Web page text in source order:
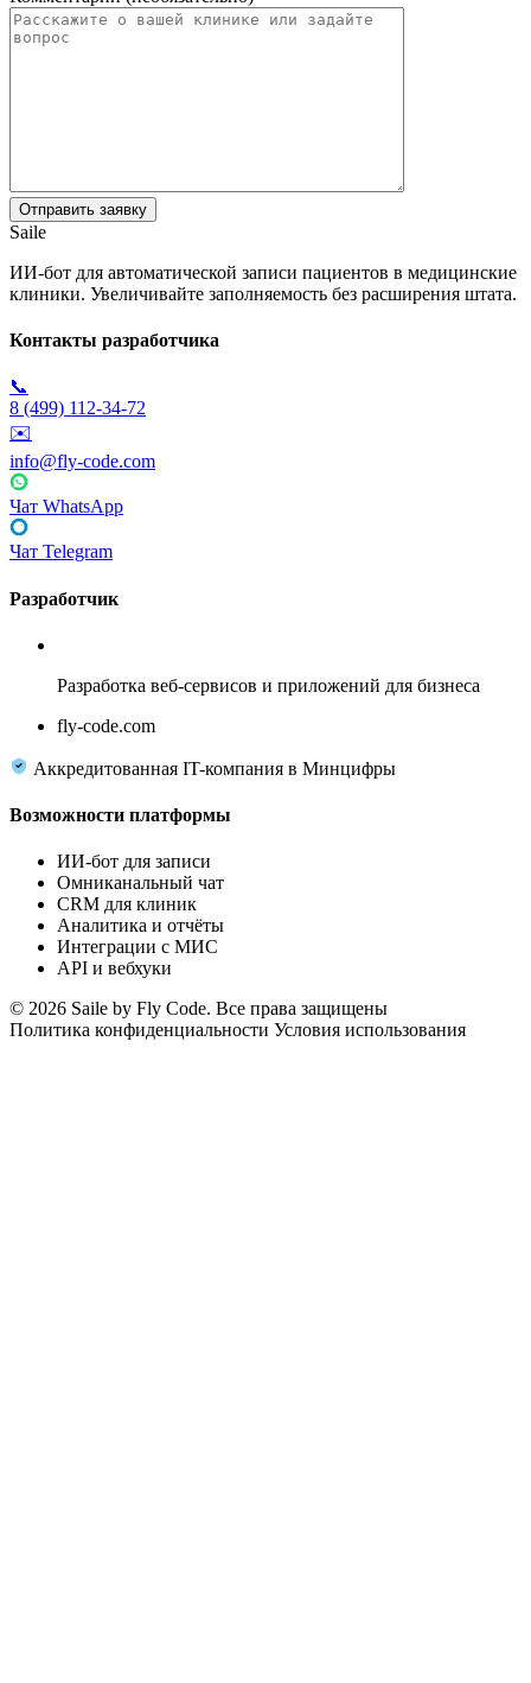
Saile
ИИ-бот для автоматической записи пациентов в медицинские
клиники. Увеличивайте заполняемость без расширения штата.
Контакты разработчика
📞
8 (499) 112-34-72
✉️
info@fly-code.com
Чат WhatsApp
Чат Telegram
Разработчик
Разработка веб-сервисов и приложений для бизнеса
fly-code.com
Аккредитованная IT-компания в Минцифры
Возможности платформы
ИИ-бот для записи
Омниканальный чат
CRM для клиник
Аналитика и отчёты
Интеграции с МИС
API и вебхуки
© 2026 Saile by Fly Code. Все права защищены
Политика конфиденциальности Условия использования